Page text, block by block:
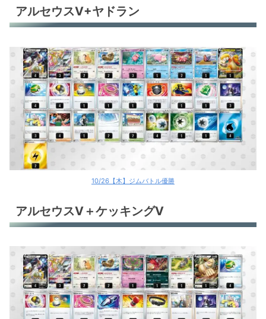
アルセウスV+ヤドラン
10/26【木】ジムバトル優勝
アルセウスV＋ケッキングV